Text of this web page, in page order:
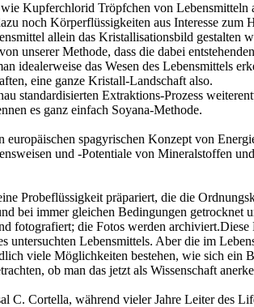
Kupferchlorid Tröpfchen von Lebensmitteln
noch Körperflüssigkeiten aus Interesse zum
allein das Kristallisationsbild
unserer Methode, dass die dabei
idealerweise das Wesen des Lebensmittels
eine ganze Kristall-Landschaft also.
standardisierten Extraktions-Prozess
es ganz einfach Soyana-Methode.
spagyrischen Konzept von
und -Potentiale von Mineralstoffen
Probeflüssigkeit präpariert, die die
bei immer gleichen Bedingungen getrocknet
fotografiert; die Fotos werden
untersuchten Lebensmittels. Aber die im
viele Möglichkeiten bestehen, wie sich
ob man das jetzt als Wissenschaft
C. Cortella, während vieler Jahre Leiter des